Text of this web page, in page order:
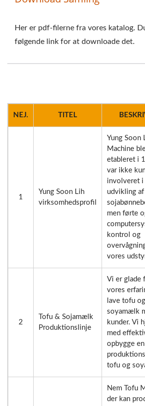
Her er pdf-filerne fra vores katalog.
følgende link for at downloade det.
NEJ. TITEL
1
Yung Soon Lih
virksomhedsprofil
Yung Soon
Machine
etableret i
var ikke
involveret
udvikling af
men førte
kontrol og
vores
2
Tofu & Sojamælk
Produktionslinje
Vi er glade
vores
lave tofu og
soyamælk
kunder. Vi
med
opbygge en
tofu og
Nem Tofu
der kan